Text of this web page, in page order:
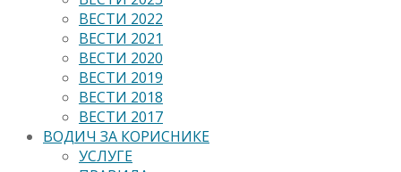
ВЕСТИ 2022
ВЕСТИ 2021
ВЕСТИ 2020
ВЕСТИ 2019
ВЕСТИ 2018
ВЕСТИ 2017
ВОДИЧ ЗА КОРИСНИКЕ
УСЛУГЕ